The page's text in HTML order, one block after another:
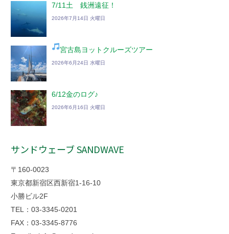
7/11土 銭洲遠征！
2026年7月14日 火曜日
宮古島ヨットクルーズツアー
2026年6月24日 水曜日
6/12金のログ♪
2026年6月16日 火曜日
サンドウェーブ SANDWAVE
〒160-0023
東京都新宿区西新宿1-16-10
小勝ビル2F
TEL：03-3345-0201
FAX：03-3345-8776